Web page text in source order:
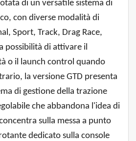
di un versatile sistema di
con diverse modalità di
Sport, Track, Drag Race,
possibilità di attivare il
o il launch control quando
la versione GTD presenta
di gestione della trazione
che abbandona l'idea di
sulla messa a punto
dedicato sulla console